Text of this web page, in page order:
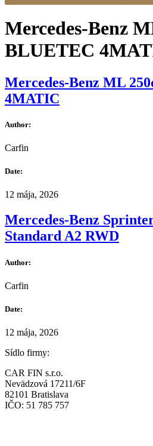
Mercedes-Benz
BLUETEC
Mercedes-Benz ML
4MATIC
Author:
Carfin
Date:
12 mája, 2026
Mercedes-Benz
Standard A2 RWD
Author:
Carfin
Date:
12 mája, 2026
Sídlo firmy:
CAR FIN s.r.o.
Nevädzová 17211/6F
82101 Bratislava
IČO: 51 785 757